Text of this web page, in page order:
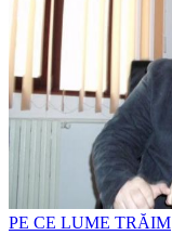
PE CE LUME TRĂIM